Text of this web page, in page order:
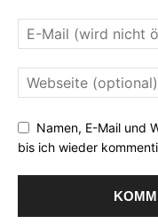
Namen, E-Mail und
bis ich wieder